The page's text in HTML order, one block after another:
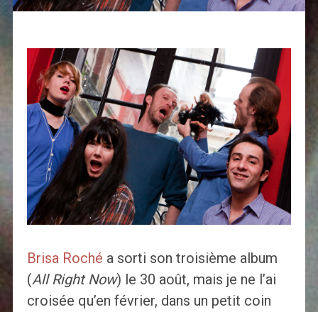
Brisa Roché a sorti son troisième album
(All Right Now) le 30 août, mais je ne l’ai
croisée qu’en février, dans un petit coin